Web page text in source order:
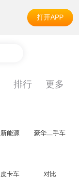
打开APP
排行 更多
新能源 豪华二手车
皮卡车 对比